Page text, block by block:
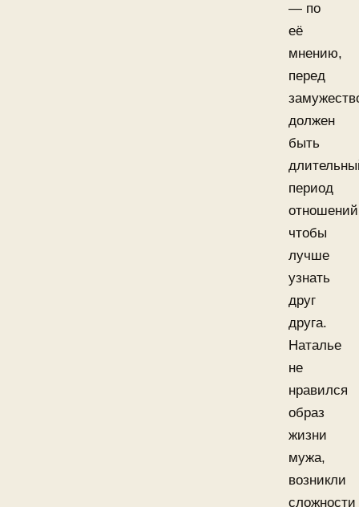
— по
её
мнению,
перед
должен
быть
период
чтобы
лучше
узнать
друг
друга.
Наталье
не
нравился
образ
жизни
мужа,
возникли
сложности